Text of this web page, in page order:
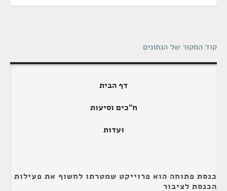
קוד המקור של הנתונים
דף הבית
ח"כים וסיעות
ועדות
כנסת פתוחה הוא פרוייקט שמטרתו לחשוף את פעילות
הכנסת לציבור